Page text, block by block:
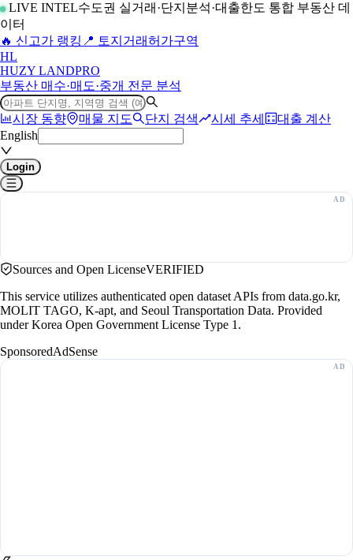
LIVE INTEL수도권 실거래·단지분석·대출한도 통합 부동산 데
이터
🔥 신고가 랭킹 📍 토지거래허가구역
HL
HUZY LANDPRO
부동산 매수·매도·중개 전문 분석
시장 동향 매물 지도 단지 검색 시세 추세
대출 계산
English
Login
Sources and Open LicenseVERIFIED
This service utilizes authenticated open dataset APIs from data.go.kr,
MOLIT TAGO, K-apt, and Seoul Transportation Data. Provided
under Korea Open Government License Type 1.
SponsoredAdSense